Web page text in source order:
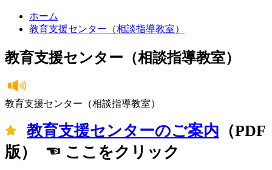
ホーム
教育支援センター（相談指導教室）
教育支援センター（相談指導教室）
教育支援センター（相談指導教室）
教育支援センターのご案内 （PDF
版） ☜ ここをクリック